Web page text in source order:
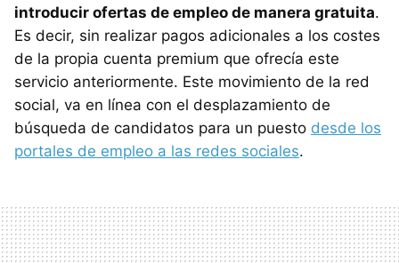
introducir ofertas de empleo de manera gratuita.
Es decir, sin realizar pagos adicionales a los costes
de la propia cuenta premium que ofrecía este
servicio anteriormente. Este movimiento de la red
social, va en línea con el desplazamiento de
búsqueda de candidatos para un puesto desde los
portales de empleo a las redes sociales.